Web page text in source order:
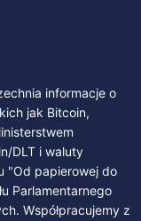
informacje o
jak Bitcoin,
DLT i waluty
"Od papierowej do
Parlamentarnego
Współpracujemy z